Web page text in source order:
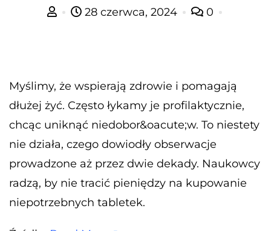
28 czerwca, 2024 0
Myślimy, że wspierają zdrowie i pomagają
dłużej żyć. Często łykamy je profilaktycznie,
chcąc uniknąć niedobor&oacute;w. To niestety
nie działa, czego dowiodły obserwacje
prowadzone aż przez dwie dekady. Naukowcy
radzą, by nie tracić pieniędzy na kupowanie
niepotrzebnych tabletek.